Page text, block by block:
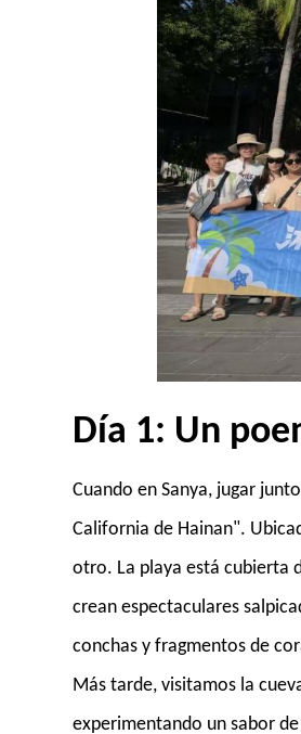
Día 1: Un
Cuando en Sanya, jugar
California de Hainan".
otro. La playa está cubierta
crean espectaculares
conchas y fragmentos de
Más tarde, visitamos la
experimentando un sabor